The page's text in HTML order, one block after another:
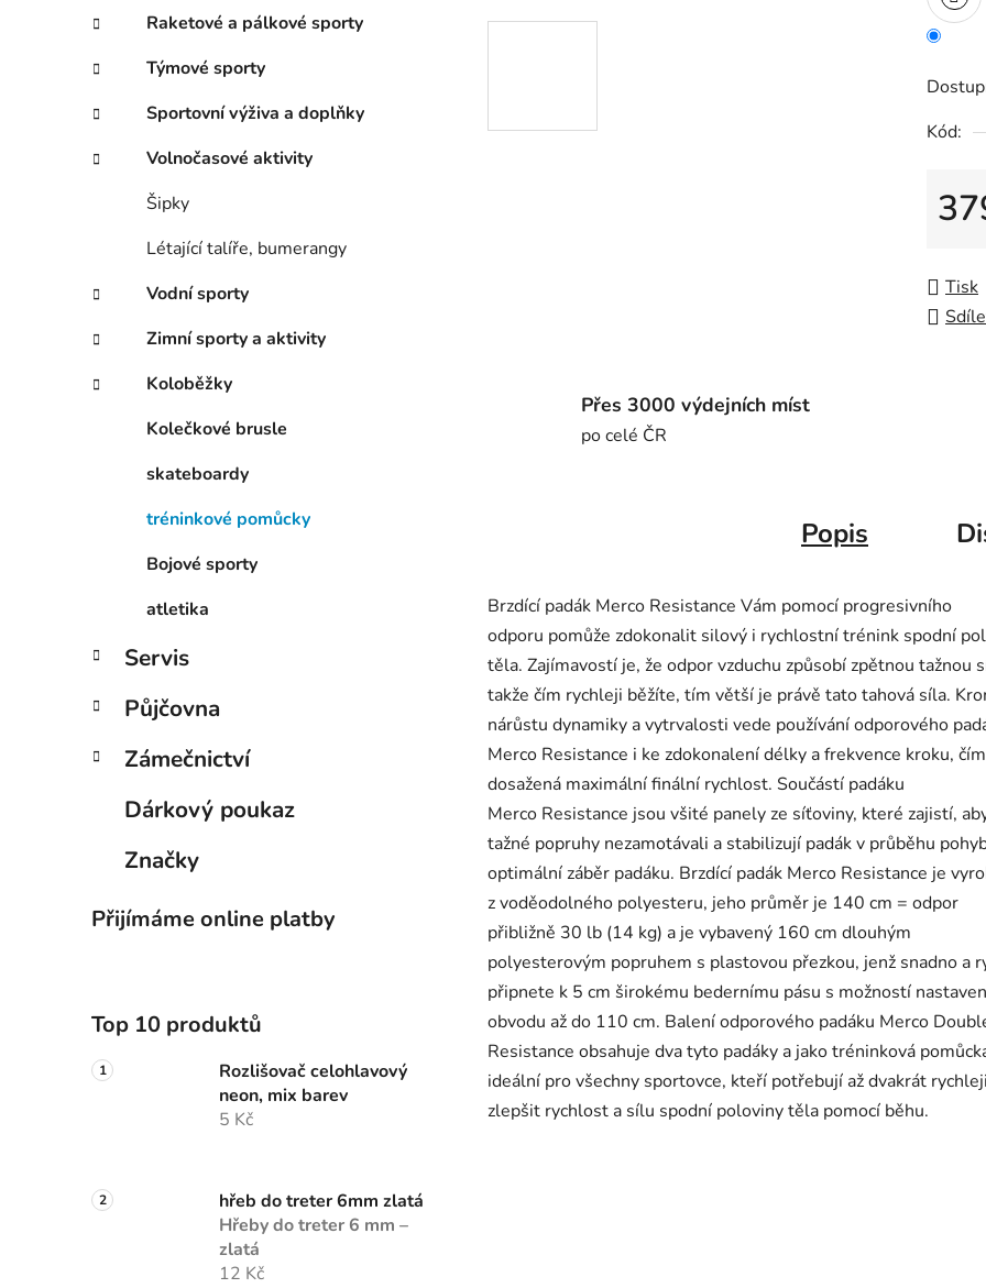
e
l
Raketové a pálkové sporty
Týmové sporty
Sportovní výživa a doplňky
Volnočasové aktivity
Šipky
Létající talíře, bumerangy
Vodní sporty
Zimní sporty a aktivity
Koloběžky
Kolečkové brusle
skateboardy
tréninkové pomůcky
Bojové sporty
atletika
Servis
Půjčovna
Zámečnictví
Dárkový poukaz
Značky
Přijímáme online platby
Top 10 produktů
Rozlišovač celohlavový
neon, mix barev
5 Kč
hřeb do treter 6mm zlatá
Hřeby do treter 6 mm –
zlatá
12 Kč
Kód:
Tisk
Přes 3000 výdejních míst
po celé ČR
Popis
Brzdící padák Merco Resistance Vám pomocí progresivního
odporu pomůže zdokonalit silový i rychlostní trénink spodní
těla. Zajímavostí je, že odpor vzduchu způsobí zpětnou tažnou
takže čím rychleji běžíte, tím větší je právě tato tahová síla.
nárůstu dynamiky a vytrvalosti vede používání odporového
Merco Resistance i ke zdokonalení délky a frekvence kroku,
dosažená maximální finální rychlost. Součástí padáku
Merco Resistance jsou všité panely ze síťoviny, které zajistí,
tažné popruhy nezamotávali a stabilizují padák v průběhu
optimální záběr padáku. Brzdící padák Merco Resistance je
z voděodolného polyesteru, jeho průměr je 140 cm = odpor
přibližně 30 lb (14 kg) a je vybavený 160 cm dlouhým
polyesterovým popruhem s plastovou přezkou, jenž snadno a
připnete k 5 cm širokému bedernímu pásu s možností
obvodu až do 110 cm. Balení odporového padáku Merco
Resistance obsahuje dva tyto padáky a jako tréninková
ideální pro všechny sportovce, kteří potřebují až dvakrát rychleji
zlepšit rychlost a sílu spodní poloviny těla pomocí běhu.